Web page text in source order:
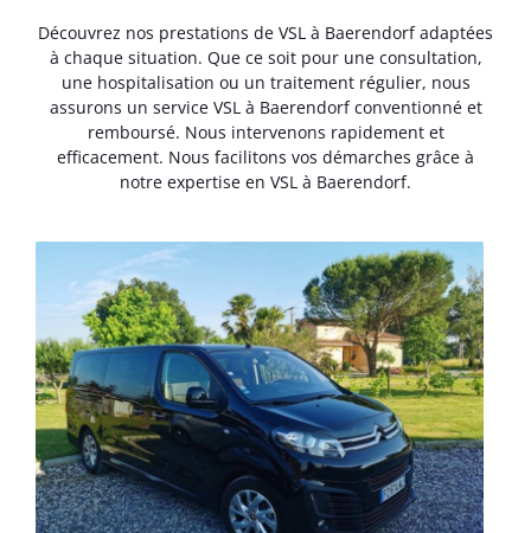
Découvrez nos prestations de VSL à Baerendorf adaptées
à chaque situation. Que ce soit pour une consultation,
une hospitalisation ou un traitement régulier, nous
assurons un service VSL à Baerendorf conventionné et
remboursé. Nous intervenons rapidement et
efficacement. Nous facilitons vos démarches grâce à
notre expertise en VSL à Baerendorf.